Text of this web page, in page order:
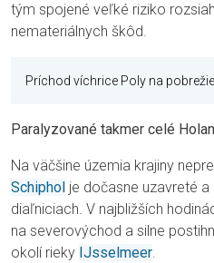
tým spojené veľké riziko
nemateriálnych škôd.
Príchod víchrice Poly na
Paralyzované takmer celé
Na väčšine územia krajiny
Schiphol je dočasne uzavreté
diaľniciach. V najbližších
na severovýchod a silne
okolí rieky IJsselmeer.